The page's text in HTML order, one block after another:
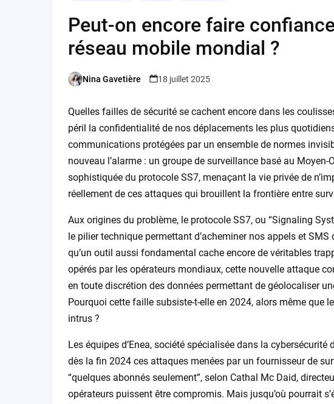
Peut-on encore faire
réseau mobile mondial ?
Posted
Nina Gavetière 18 juillet 2025
Quelles failles de sécurité se cachent encore dans les
péril la confidentialité de nos déplacements les plus
communications protégées par un ensemble de normes
nouveau l’alarme : un groupe de surveillance basé au
sophistiquée du protocole SS7, menaçant la vie privée de
réellement de ces attaques qui brouillent la frontière entre
Aux origines du problème, le protocole SS7, ou “Signaling
le pilier technique permettant d’acheminer nos appels et
qu’un outil aussi fondamental cache encore de véritables
opérés par les opérateurs mondiaux, cette nouvelle attaque
en toute discrétion des données permettant de géolocaliser
Pourquoi cette faille subsiste-t-elle en 2024, alors même que
intrus ?
Les équipes d’Enea, société spécialisée dans la
dès la fin 2024 ces attaques menées par un fournisseur de
“quelques abonnés seulement”, selon Cathal Mc Daid,
opérateurs puissent être compromis. Mais jusqu’où pourrait